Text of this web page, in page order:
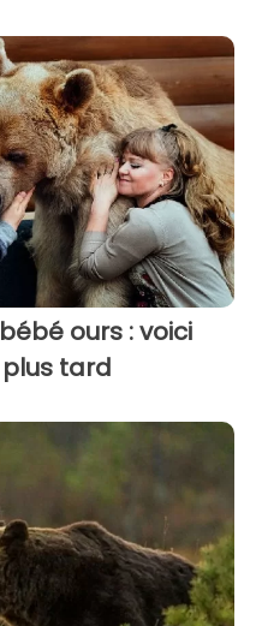
ours : voici
tard